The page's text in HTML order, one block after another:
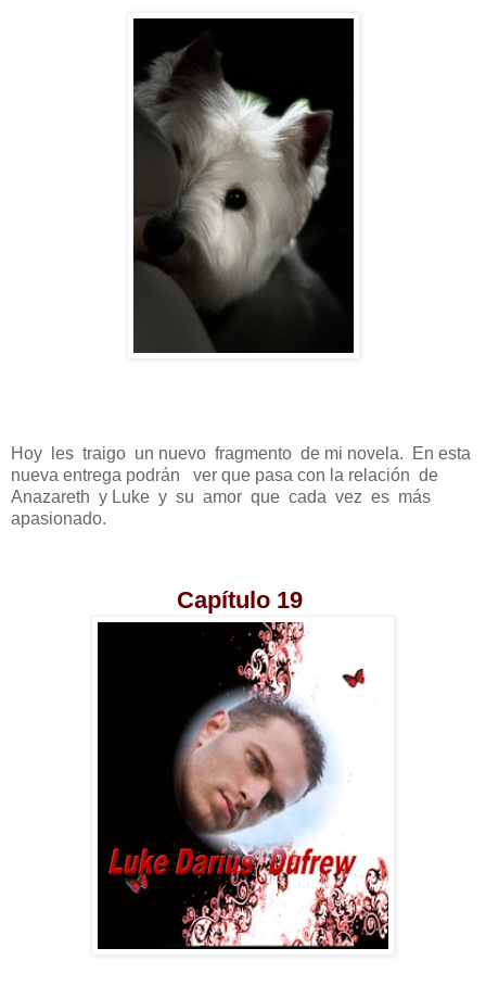
Hoy les traigo un nuevo fragmento de mi novela. En esta
nueva entrega podrán ver que pasa con la relación de
Anazareth y Luke y su amor que cada vez es más
apasionado.
Capítulo 19